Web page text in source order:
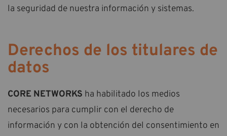
la seguridad de nuestra información y sistemas.
Derechos de los titulares de
datos
CORE NETWORKS ha habilitado los medios
necesarios para cumplir con el derecho de
información y con la obtención del consentimiento en